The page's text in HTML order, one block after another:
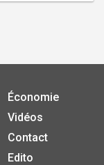
Économie
Vidéos
Contact
Edito